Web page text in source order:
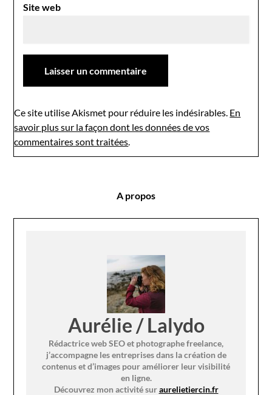
Site web
Ce site utilise Akismet pour réduire les indésirables. En
savoir plus sur la façon dont les données de vos
commentaires sont traitées.
A propos
Aurélie / Lalydo
Rédactrice web SEO et photographe freelance,
j’accompagne les entreprises dans la création de
contenus et d’images pour améliorer leur visibilité
en ligne.
Découvrez mon activité suraurelietiercin.fr